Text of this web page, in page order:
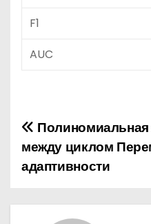
F1
AUC
Н
а
Полиномиальная
между циклом
адаптивности